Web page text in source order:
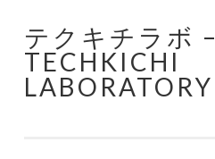
コ
ン
テ
テクキチラボ –
TECHKICHI
LABORATORY